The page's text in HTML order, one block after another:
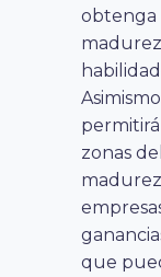
obtenga
zonas
que